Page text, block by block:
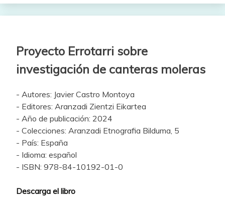
Proyecto Errotarri sobre
investigación de canteras moleras
- Autores: Javier Castro Montoya
- Editores: Aranzadi Zientzi Eikartea
- Año de publicación: 2024
- Colecciones: Aranzadi Etnografia Bilduma, 5
- País: España
- Idioma: español
- ISBN: 978-84-10192-01-0
Descarga el libro